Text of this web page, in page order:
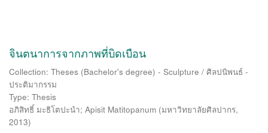
จินตนาการจากภาพที่บิดเบือน
Collection: Theses (Bachelor's degree) - Sculpture / ศิลปนิพนธ์ -
ประติมากรรม
Type: Thesis
อภิสิทธิ์ มะธิโตปะนำ; Apisit Matitopanum (มหาวิทยาลัยศิลปากร,
2013)